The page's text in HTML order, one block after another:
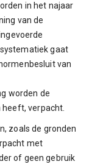
in het najaar
van de
gaat
van
worden de
verpacht.
zoals de gronden
met
of geen gebruik